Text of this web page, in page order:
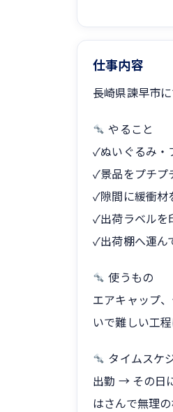
仕事内容
長崎県諫早市
やること
✓ぬいぐるみ・
✓景品をプチプ
✓隙間に緩衝材
✓出荷ラベルを
✓出荷棚へ運ん
使うもの
エアキャップ
いで難しい工
タイムスケ
出勤 → その日
はさんで無理の